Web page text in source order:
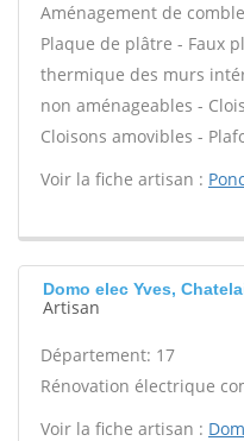
Aménagement de
Plaque de plâtre - Faux
thermique des murs
non aménageables -
Cloisons amovibles -
Voir la fiche artisan :
Domo elec Yves,
Artisan
Département: 17
Rénovation électrique
Voir la fiche artisan :